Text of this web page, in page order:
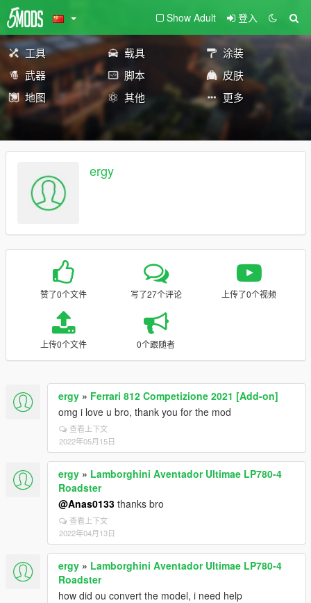
Show Adult 登入
工具 载具
涂装
武器
脚本
皮肤
地图
其他 更多
ergy
赞了0个文件 写了27个评论 上传了0个视频
上传0个文件 0个跟随者
ergy » Ferrari 812 Competizione 2021 [Add-on]
omg i love u bro, thank you for the mod
查看上下文
2022年05月15日
ergy » Lamborghini Aventador Ultimae LP780-4
Roadster
@Anas0133 thanks bro
查看上下文
2022年04月13日
ergy » Lamborghini Aventador Ultimae LP780-4
Roadster
how did ou convert the model, i need help